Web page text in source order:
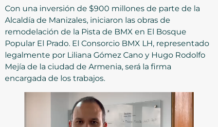
Con una inversión de $900 millones de parte de la
Alcaldía de Manizales, iniciaron las obras de
remodelación de la Pista de BMX en El Bosque
Popular El Prado. El Consorcio BMX LH, representado
legalmente por Liliana Gómez Cano y Hugo Rodolfo
Mejía de la ciudad de Armenia, será la firma
encargada de los trabajos.